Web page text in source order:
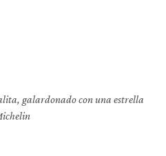
galardonado con una estrella